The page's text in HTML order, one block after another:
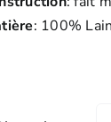
: 100%